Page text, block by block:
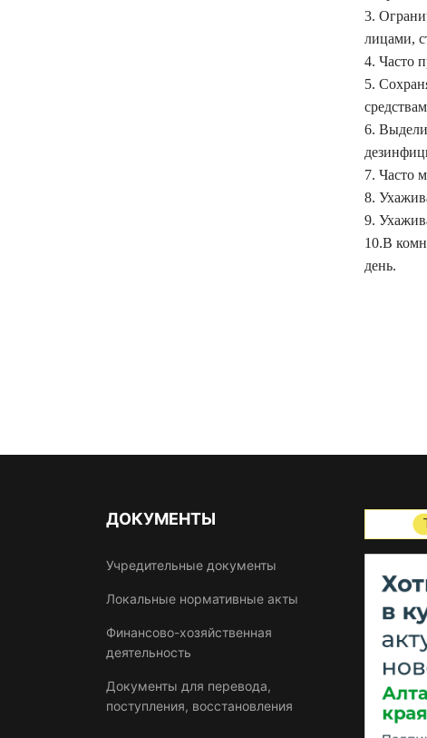
3.
лицами,
4. Часто
5.
6.
7. Часто
8.
9.
10.В
день.
ДОКУМЕНТЫ
Учредительные документы
Локальные нормативные акты
Финансово-хозяйственная
деятельность
Документы для перевода,
поступления, восстановления